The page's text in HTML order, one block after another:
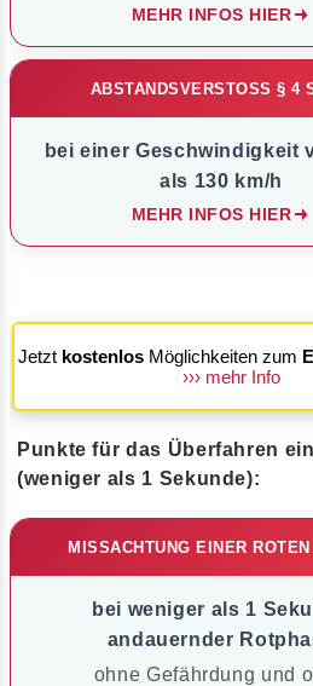
MEHR INFOS HIER
ABSTANDSVERSTOSS § 4
bei einer Geschwindigkeit
als 130 km/h
MEHR INFOS HIER
Jetzt kostenlos Möglichkeiten zum
››› mehr Info
Punkte für das Überfahren
(weniger als 1 Sekunde):
MISSACHTUNG EINER
bei weniger als 1
andauernder
ohne Gefährdung und